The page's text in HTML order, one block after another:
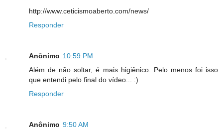
http://www.ceticismoaberto.com/news/
Responder
Anônimo 10:59 PM
Além de não soltar, é mais higiênico. Pelo menos foi isso
que entendi pelo final do vídeo... :)
Responder
Anônimo 9:50 AM